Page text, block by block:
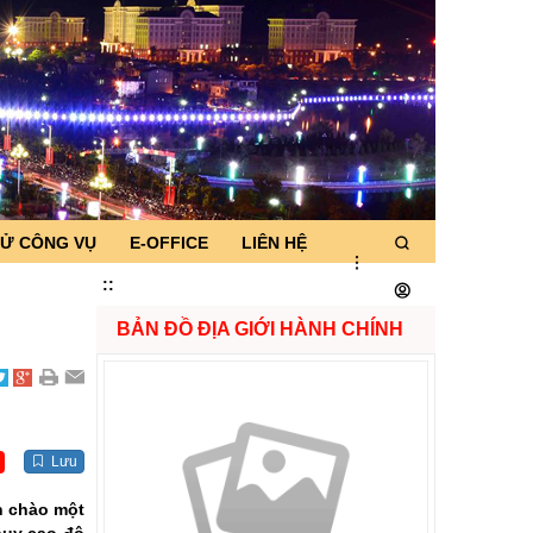
CÔNG VỤ E-OFFICE LIÊN HỆ
::
Lưu
chào một
BẢN ĐỒ ĐỊA GIỚI HÀNH CHÍNH